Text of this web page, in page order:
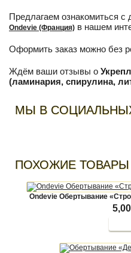
Предлагаем ознакомиться с
Ondevie (Франция) в нашем
Оформить заказ можно без
Ждём ваши отзывы о
(ламинария, спирулина,
МЫ В
ПОХОЖИЕ ТОВАРЫ
Ondevie Обертывание